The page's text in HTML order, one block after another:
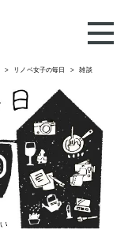
リノベ女子の毎日 雑談